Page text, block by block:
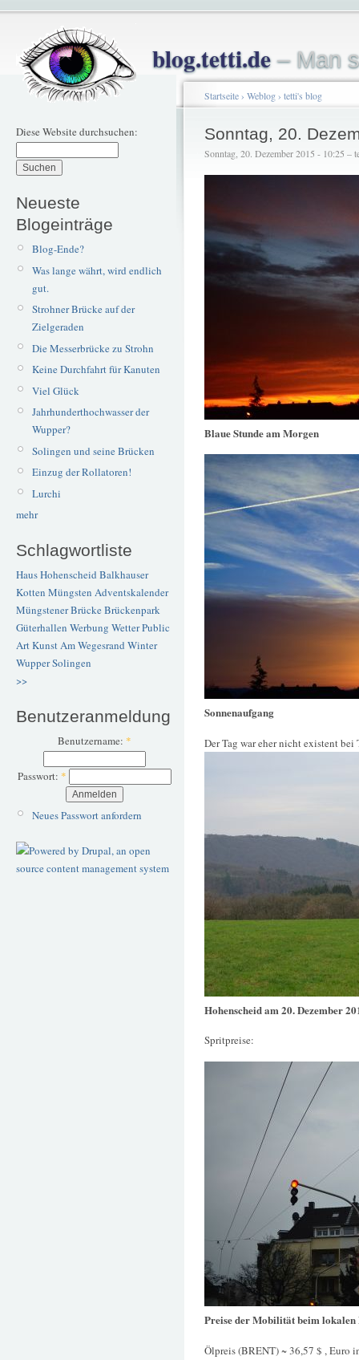
blog.tetti.de– Man
Diese Website durchsuchen:
Neueste
Blogeinträge
Blog-Ende?
Was lange währt, wird endlich
gut.
Strohner Brücke auf der
Zielgeraden
Die Messerbrücke zu Strohn
Keine Durchfahrt für Kanuten
Viel Glück
Jahrhunderthochwasser der
Wupper?
Solingen und seine Brücken
Einzug der Rollatoren!
Lurchi
mehr
Schlagwortliste
Haus Hohenscheid Balkhauser
Kotten Müngsten Adventskalender
Müngstener BrückeBrückenpark
Güterhallen Werbung WetterPublic
ArtKunstAm Wegesrand Winter
WupperSolingen
>>
Benutzeranmeldung
Benutzername: *
Passwort: *
Neues Passwort anfordern
Startseite› Weblog› tetti's blog
Sonntag, 20.
Sonntag, 20. Dezember 2015 - 10:25 –
Blaue Stunde am Morgen
Sonnenaufgang
Der Tag war eher nicht existent bei
Hohenscheid am 20. Dezember
Spritpreise:
Preise der Mobilität beim lokalen
Ölpreis (BRENT) ~ 36,57 $ , Euro